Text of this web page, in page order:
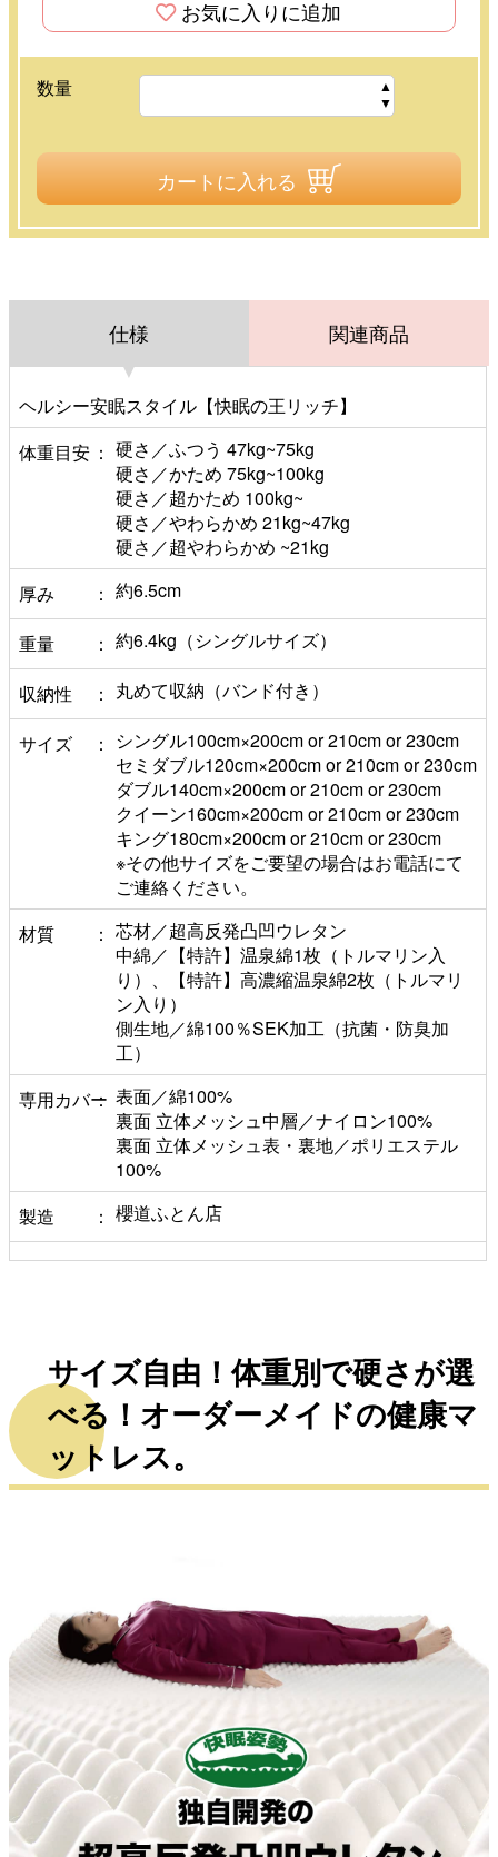
お気に入りに追加
数量
カートに入れる
仕様 関連商品
ヘルシー安眠スタイル【快眠の王リッチ】
体重目安
硬さ／ふつう 47kg~75kg
硬さ／かため 75kg~100kg
硬さ／超かため 100kg~
硬さ／やわらかめ 21kg~47kg
硬さ／超やわらかめ ~21kg
厚み
約6.5cm
重量 約6.4kg（シングルサイズ）
収納性 丸めて収納（バンド付き）
サイズ
シングル100cm×200cm or 210cm or 230cm
セミダブル120cm×200cm or 210cm or 230cm
ダブル140cm×200cm or 210cm or 230cm
クイーン160cm×200cm or 210cm or 230cm
キング180cm×200cm or 210cm or 230cm
※その他サイズをご要望の場合はお電話にて
ご連絡ください。
材質
芯材／超高反発凸凹ウレタン
中綿／【特許】温泉綿1枚（トルマリン入
り）、【特許】高濃縮温泉綿2枚（トルマリ
ン入り）
側生地／綿100％SEK加工（抗菌・防臭加
工）
専用カバー 表面／綿100%
裏面 立体メッシュ中層／ナイロン100%
裏面 立体メッシュ表・裏地／ポリエステル
100%
製造
櫻道ふとん店
サイズ自由！体重別で硬さが選
べる！オーダーメイドの健康マ
ットレス。